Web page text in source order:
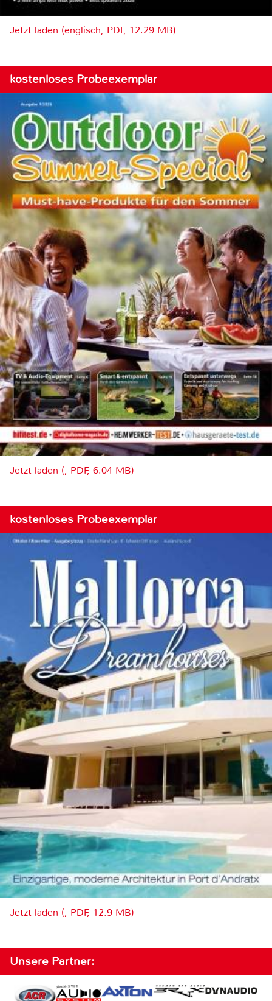
Jetzt laden (englisch, PDF, 12.29 MB)
kostenloses Probeexemplar
Jetzt laden (, PDF, 6.04 MB)
kostenloses Probeexemplar
Jetzt laden (, PDF, 12.9 MB)
Unsere Partner: